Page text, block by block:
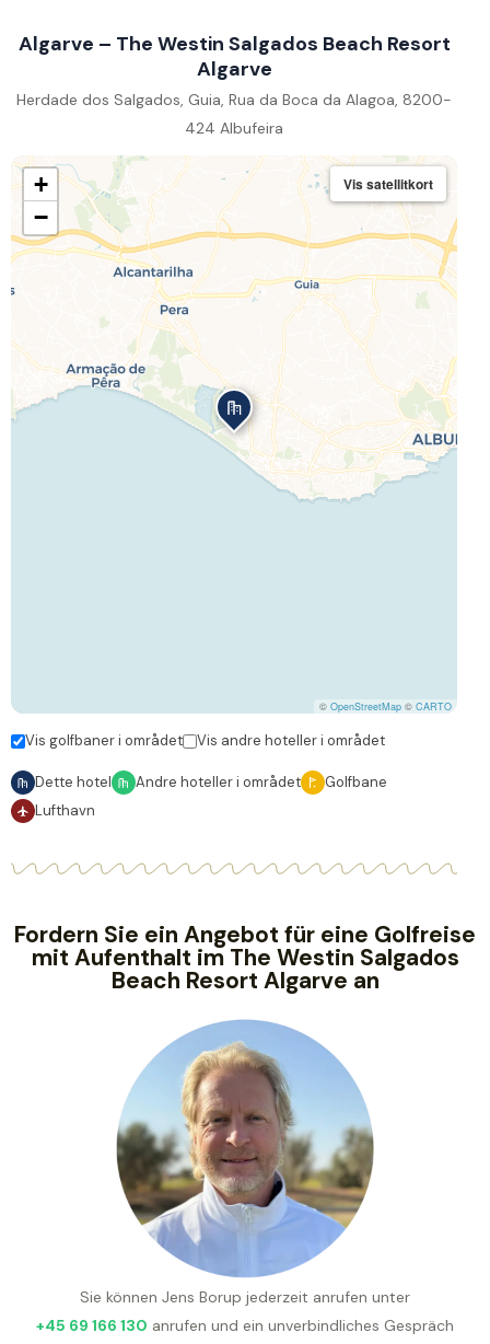
Algarve – The Westin Salgados Beach Resort
Algarve
Herdade dos Salgados, Guia, Rua da Boca da Alagoa, 8200-
424 Albufeira
+
−
Vis satellitkort
© OpenStreetMap © CARTO
Vis golfbaner i området Vis andre hoteller i området
Dette hotel Andre hoteller i området
Golfbane
Lufthavn
Fordern Sie ein Angebot für eine Golfreise
mit Aufenthalt im The Westin Salgados
Beach Resort Algarve an
Sie können Jens Borup jederzeit anrufen unter
+45 69 166 130 anrufen und ein unverbindliches Gespräch